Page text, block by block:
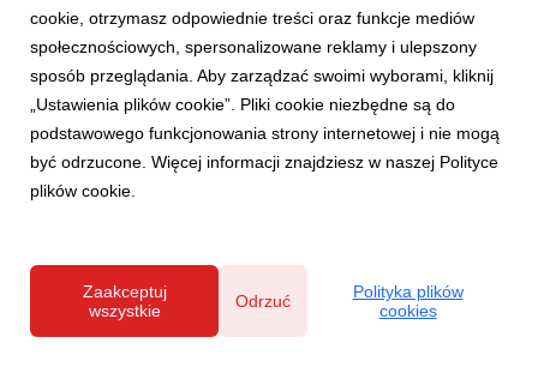
Agata_1998-000-200-000-0073-p1.jpg
cookie, otrzymasz odpowiednie treści oraz funkcje mediów
społecznościowych, spersonalizowane reklamy i ulepszony
sposób przeglądania. Aby zarządzać swoimi wyborami, kliknij
„Ustawienia plików cookie”. Pliki cookie niezbędne są do
podstawowego funkcjonowania strony internetowej i nie mogą
być odrzucone. Więcej informacji znajdziesz w naszej Polityce
plików cookie.
Zaakceptuj
wszystkie
Odrzuć
Polityka plików
cookies